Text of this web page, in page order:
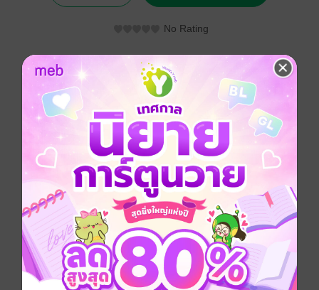
No Rating
อยากได้ ซื้อเป็นของขวัญ แชร์
HEALTH & CUISINE No.176
ประเภทไฟล์
วันที่วางขาย 03 สิงหาคม 2558
ความยาว 190 หน้า
ราคาปก 90 บาท (ประหยัด 38%)